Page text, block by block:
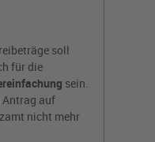
soll
für die
sein.
Antrag auf
nicht mehr